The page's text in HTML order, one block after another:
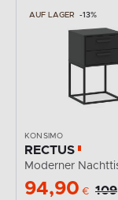
AUF LAGER -13%
KONSIMO
RECTUS
94,90 € 109